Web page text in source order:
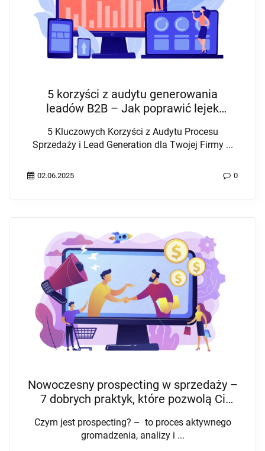
5 korzyści z audytu generowania
leadów B2B – Jak poprawić lejek
5 Kluczowych Korzyści z Audytu Procesu
Sprzedaży i Lead Generation dla Twojej Firmy ...
02.06.2025 0
Nowoczesny prospecting w sprzedaży –
7 dobrych praktyk, które pozwolą Ci
Czym jest prospecting? – to proces aktywnego
gromadzenia, analizy i ...